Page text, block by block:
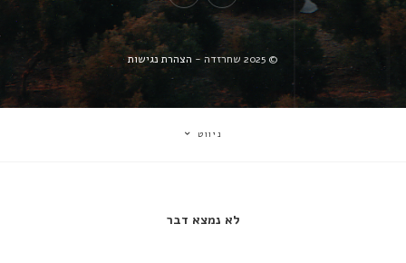
© 2025 שחרזדה - הצהרת נגישות
ניווט
לא נמצא דבר